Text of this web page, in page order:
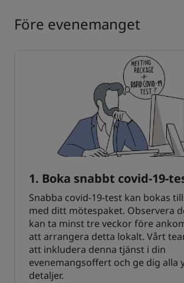
Före evenemanget
1. Boka snabbt covid-19-
Snabba covid-19-test kan bokas
med ditt mötespaket. Observera
kan ta minst tre veckor före
att arrangera detta lokalt. Vårt
att inkludera denna tjänst i din
evenemangsoffert och ge dig alla
detaljer.